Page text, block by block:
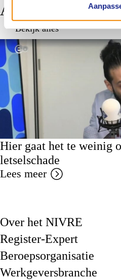
Anderen bekeken
Bekijk alles
Hier gaat het te weinig
letselschade
Lees meer
Over het NIVRE
Register-Expert
Beroepsorganisatie
Werkgeversbranche